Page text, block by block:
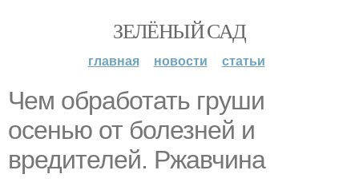
ЗЕЛЁНЫЙ САД
главная новости статьи
Чем обработать груши
осенью от болезней и
вредителей. Ржавчина